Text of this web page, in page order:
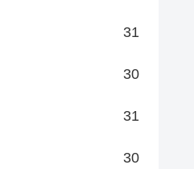
31
30
31
30